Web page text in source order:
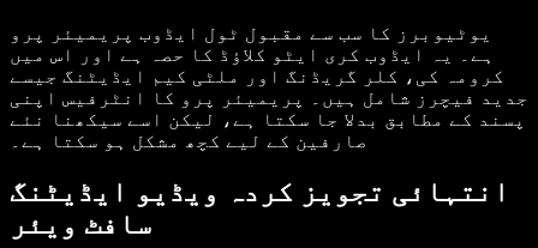
یوٹیوبرز کا سب سے مقبول ٹول ایڈوب پریمیئر پرو
ہے۔ یہ ایڈوب کری ایٹو کلاؤڈ کا حصہ ہے اور اس میں
کرومہ کی، کلر گریڈنگ اور ملٹی کیم ایڈیٹنگ جیسے
جدید فیچرز شامل ہیں۔ پریمیئر پرو کا انٹرفیس اپنی
پسند کے مطابق بدلا جا سکتا ہے، لیکن اسے سیکھنا نئے
صارفین کے لیے کچھ مشکل ہو سکتا ہے۔
انتہائی تجویز کردہ ویڈیو ایڈیٹنگ
سافٹ ویئر